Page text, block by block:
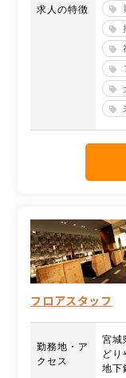
求人の特徴
フロアスタッフ
勤務地・ア
クセス
宮城
どり
地下